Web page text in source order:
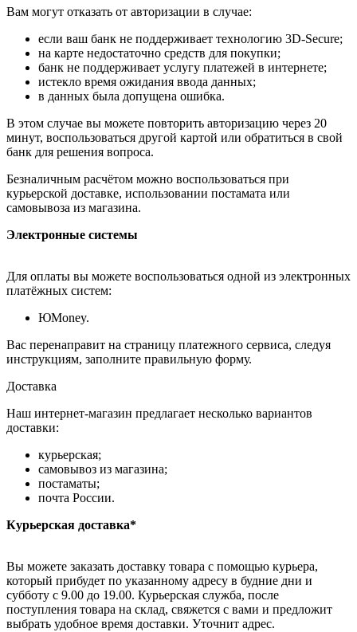
Вам могут отказать от авторизации в случае:
если ваш банк не поддерживает технологию 3D-Secure;
на карте недостаточно средств для покупки;
банк не поддерживает услугу платежей в интернете;
истекло время ожидания ввода данных;
в данных была допущена ошибка.
В этом случае вы можете повторить авторизацию через 20
минут, воспользоваться другой картой или обратиться в свой
банк для решения вопроса.
Безналичным расчётом можно воспользоваться при
курьерской доставке, использовании постамата или
самовывоза из магазина.
Электронные системы
Для оплаты вы можете воспользоваться одной из электронных
платёжных систем:
ЮMoney.
Вас перенаправит на страницу платежного сервиса, следуя
инструкциям, заполните правильную форму.
Доставка
Наш интернет-магазин предлагает несколько вариантов
доставки:
курьерская;
самовывоз из магазина;
постаматы;
почта России.
Курьерская доставка*
Вы можете заказать доставку товара с помощью курьера,
который прибудет по указанному адресу в будние дни и
субботу с 9.00 до 19.00. Курьерская служба, после
поступления товара на склад, свяжется с вами и предложит
выбрать удобное время доставки. Уточнит адрес.